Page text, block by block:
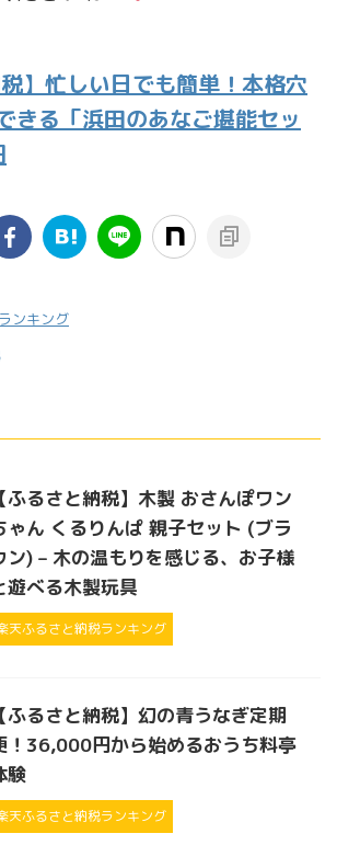
税】忙しい日でも簡単！本格穴
きる「浜田のあなご堪能セッ
ンキング
【ふるさと納税】木製 おさんぽワン
ゃん くるりんぱ 親子セット (ブラ
ン) – 木の温もりを感じる、お子様
遊べる木製玩具
天ふるさと納税ランキング
【ふるさと納税】幻の青うなぎ定期
！36,000円から始めるおうち料亭
験
天ふるさと納税ランキング